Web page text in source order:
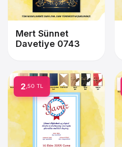
Mert Sünnet
Davetiye 0743
2,50 TL